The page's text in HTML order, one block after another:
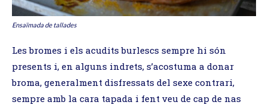
Ensaïmada de tallades
Les bromes i els acudits burlescs sempre hi són
presents i, en alguns indrets, s’acostuma a donar
broma, generalment disfressats del sexe contrari,
sempre amb la cara tapada i fent veu de cap de nas